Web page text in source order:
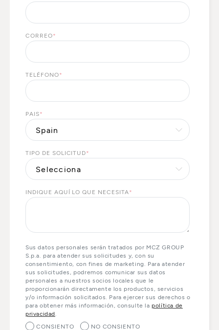
CORREO*
TELÉFONO*
PAIS*
TIPO DE SOLICITUD*
INDIQUE AQUÍ LO QUE NECESITA*
Sus datos personales serán tratados por MCZ GROUP
S.p.a. para atender sus solicitudes y, con su
consentimiento, con fines de marketing. Para atender
sus solicitudes, podremos comunicar sus datos
personales a nuestros socios locales que le
proporcionarán directamente los productos, servicios
y/o información solicitados. Para ejercer sus derechos o
para obtener más información, consulte la política de
privacidad
CONSIENTO
NO CONSIENTO